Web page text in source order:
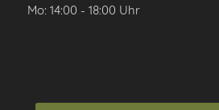
Mo: 14:00 - 18:00 Uhr